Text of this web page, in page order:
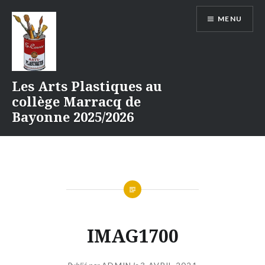
contenu
Les Arts Plastiques au
collège Marracq de
Bayonne 2025/2026
MENU
IMAG1700